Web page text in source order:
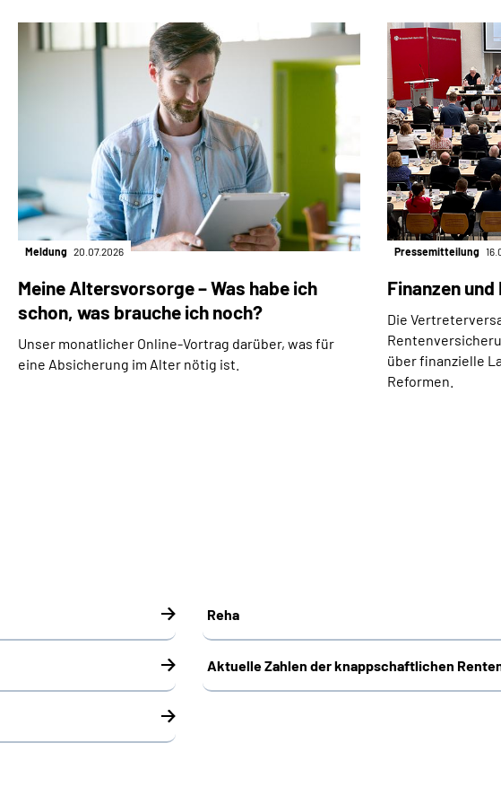
Meldung 20.07.2026
Meine Altersvorsorge – Was habe ich
schon, was brauche ich noch?
Unser monatlicher Online-Vortrag darüber, was für
eine Absicherung im Alter nötig ist.
Pressemitteilung
Finanzen
Die
über finanzielle
Reformen.
Reha
Aktuelle Zahlen der knappschaftlichen